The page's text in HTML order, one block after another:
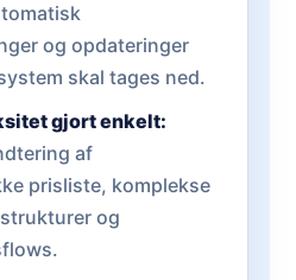
og opdateringer
skal tages ned.
gjort enkelt:
af
prisliste, komplekse
og